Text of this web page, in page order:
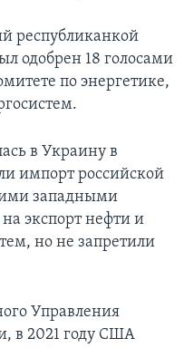
республиканкой
одобрен 18 голосами
по энергетике,
в Украину в
импорт российской
западными
экспорт нефти и
но не запретили
Управления
в 2021 году США